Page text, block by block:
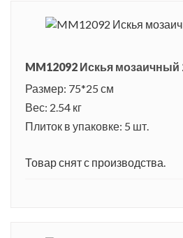
MM12092 Искья мозаичный
Размер: 75*25 см
Вес: 2.54 кг
Плиток в упаковке: 5 шт.
Товар снят с производства.